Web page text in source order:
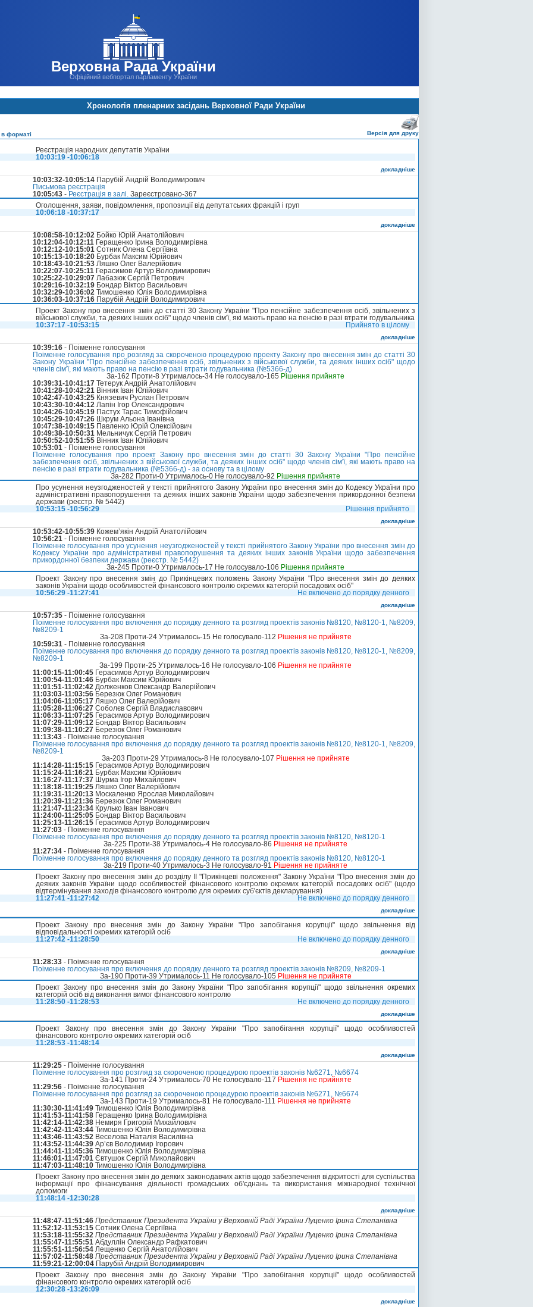
Верховна Рада України
Офіційний вебпортал парламенту України
Хронологія пленарних засідань Верховної Ради України
в форматі Версія для друку
Реєстрація народних депутатів України
10:03:19 -10:06:18
докладніше
10:03:32-10:05:14 Парубій Андрій Володимирович
Письмова реєстрація
10:05:43 - Реєстрація в залі. Зареєстровано-367
Оголошення, заяви, повідомлення, пропозиції від депутатських фракцій і груп
10:06:18 -10:37:17
докладніше
10:08:58-10:12:02 Бойко Юрій Анатолійович
10:12:04-10:12:11 Геращенко Ірина Володимирівна
10:12:12-10:15:01 Сотник Олена Сергіївна
10:15:13-10:18:20 Бурбак Максим Юрійович
10:18:43-10:21:53 Ляшко Олег Валерійович
10:22:07-10:25:11 Герасимов Артур Володимирович
10:25:22-10:29:07 Лабазюк Сергій Петрович
10:29:16-10:32:19 Бондар Віктор Васильович
10:32:29-10:36:02 Тимошенко Юлія Володимирівна
10:36:03-10:37:16 Парубій Андрій Володимирович
Проект Закону про внесення змін до статті 30 Закону України "Про пенсійне забезпечення осіб, звільнених з
військової служби, та деяких інших осіб" щодо членів сім'ї, які мають право на пенсію в разі втрати годувальника
10:37:17 -10:53:15
Прийнято в цілому
докладніше
10:39:16 - Поіменне голосування
Поіменне голосування про розгляд за скороченою процедурою проекту Закону про внесення змін до статті 30
Закону України "Про пенсійне забезпечення осіб, звільнених з військової служби, та деяких інших осіб" щодо
членів сім'ї, які мають право на пенсію в разі втрати годувальника (№5366-д)
За-162 Проти-8 Утрималось-34 Не голосувало-165 Рішення прийняте
10:39:31-10:41:17 Тетерук Андрій Анатолійович
10:41:28-10:42:21 Вінник Іван Юлійович
10:42:47-10:43:25 Князевич Руслан Петрович
10:43:30-10:44:12 Лапін Ігор Олександрович
10:44:26-10:45:19 Пастух Тарас Тимофійович
10:45:29-10:47:26 Шкрум Альона Іванівна
10:47:38-10:49:15 Павленко Юрій Олексійович
10:49:38-10:50:31 Мельничук Сергій Петрович
10:50:52-10:51:55 Вінник Іван Юлійович
10:53:01 - Поіменне голосування
Поіменне голосування про проект Закону про внесення змін до статті 30 Закону України "Про пенсійне
забезпечення осіб, звільнених з військової служби, та деяких інших осіб" щодо членів сім'ї, які мають право на
пенсію в разі втрати годувальника (№5366-д) - за основу та в цілому
За-282 Проти-0 Утрималось-0 Не голосувало-92 Рішення прийняте
Про усунення неузгодженостей у тексті прийнятого Закону України про внесення змін до Кодексу України про
адміністративні правопорушення та деяких інших законів України щодо забезпечення прикордонної безпеки
держави (реєстр. № 5442)
10:53:15 -10:56:29
Рішення прийнято
докладніше
10:53:42-10:55:39 Кожем’якін Андрій Анатолійович
10:56:21 - Поіменне голосування
Поіменне голосування про усунення неузгодженостей у тексті прийнятого Закону України про внесення змін до
Кодексу України про адміністративні правопорушення та деяких інших законів України щодо забезпечення
прикордонної безпеки держави (реєстр. № 5442)
За-245 Проти-0 Утрималось-17 Не голосувало-106 Рішення прийняте
Проект Закону про внесення змін до Прикінцевих положень Закону України "Про внесення змін до деяких
законів України щодо особливостей фінансового контролю окремих категорій посадових осіб"
10:56:29 -11:27:41
Не включено до порядку денного
докладніше
10:57:35 - Поіменне голосування
Поіменне голосування про включення до порядку денного та розгляд проектів законів №8120, №8120-1, №8209,
№8209-1
За-208 Проти-24 Утрималось-15 Не голосувало-112 Рішення не прийняте
10:59:31 - Поіменне голосування
Поіменне голосування про включення до порядку денного та розгляд проектів законів №8120, №8120-1, №8209,
№8209-1
За-199 Проти-25 Утрималось-16 Не голосувало-106 Рішення не прийняте
11:00:15-11:00:45 Герасимов Артур Володимирович
11:00:54-11:01:46 Бурбак Максим Юрійович
11:01:51-11:02:42 Долженков Олександр Валерійович
11:03:03-11:03:56 Березюк Олег Романович
11:04:06-11:05:17 Ляшко Олег Валерійович
11:05:28-11:06:27 Соболєв Сергій Владиславович
11:06:33-11:07:25 Герасимов Артур Володимирович
11:07:29-11:09:12 Бондар Віктор Васильович
11:09:38-11:10:27 Березюк Олег Романович
11:13:43 - Поіменне голосування
Поіменне голосування про включення до порядку денного та розгляд проектів законів №8120, №8120-1, №8209,
№8209-1
За-203 Проти-29 Утрималось-8 Не голосувало-107 Рішення не прийняте
11:14:28-11:15:15 Герасимов Артур Володимирович
11:15:24-11:16:21 Бурбак Максим Юрійович
11:16:27-11:17:37 Шурма Ігор Михайлович
11:18:18-11:19:25 Ляшко Олег Валерійович
11:19:31-11:20:13 Москаленко Ярослав Миколайович
11:20:39-11:21:36 Березюк Олег Романович
11:21:47-11:23:34 Крулько Іван Іванович
11:24:00-11:25:05 Бондар Віктор Васильович
11:25:13-11:26:15 Герасимов Артур Володимирович
11:27:03 - Поіменне голосування
Поіменне голосування про включення до порядку денного та розгляд проектів законів №8120, №8120-1
За-225 Проти-38 Утрималось-4 Не голосувало-86 Рішення не прийняте
11:27:34 - Поіменне голосування
Поіменне голосування про включення до порядку денного та розгляд проектів законів №8120, №8120-1
За-219 Проти-40 Утрималось-3 Не голосувало-91 Рішення не прийняте
Проект Закону про внесення змін до розділу II "Прикінцеві положення" Закону України "Про внесення змін до
деяких законів України щодо особливостей фінансового контролю окремих категорій посадових осіб" (щодо
відтермінування заходів фінансового контролю для окремих суб'єктів декларування)
11:27:41 -11:27:42
Не включено до порядку денного
докладніше
Проект Закону про внесення змін до Закону України "Про запобігання корупції" щодо звільнення від
відповідальності окремих категорій осіб
11:27:42 -11:28:50
Не включено до порядку денного
докладніше
11:28:33 - Поіменне голосування
Поіменне голосування про включення до порядку денного та розгляд проектів законів №8209, №8209-1
За-190 Проти-39 Утрималось-11 Не голосувало-105 Рішення не прийняте
Проект Закону про внесення змін до Закону України "Про запобігання корупції" щодо звільнення окремих
категорій осіб від виконання вимог фінансового контролю
11:28:50 -11:28:53
Не включено до порядку денного
докладніше
Проект Закону про внесення змін до Закону України "Про запобігання корупції" щодо особливостей
фінансового контролю окремих категорій осіб
11:28:53 -11:48:14
докладніше
11:29:25 - Поіменне голосування
Поіменне голосування про розгляд за скороченою процедурою проектів законів №6271, №6674
За-141 Проти-24 Утрималось-70 Не голосувало-117 Рішення не прийняте
11:29:56 - Поіменне голосування
Поіменне голосування про розгляд за скороченою процедурою проектів законів №6271, №6674
За-143 Проти-19 Утрималось-81 Не голосувало-111 Рішення не прийняте
11:30:30-11:41:49 Тимошенко Юлія Володимирівна
11:41:53-11:41:58 Геращенко Ірина Володимирівна
11:42:14-11:42:38 Немиря Григорій Михайлович
11:42:42-11:43:44 Тимошенко Юлія Володимирівна
11:43:46-11:43:52 Веселова Наталія Василівна
11:43:52-11:44:39 Ар’єв Володимир Ігорович
11:44:41-11:45:36 Тимошенко Юлія Володимирівна
11:46:01-11:47:01 Євтушок Сергій Миколайович
11:47:03-11:48:10 Тимошенко Юлія Володимирівна
Проект Закону про внесення змін до деяких законодавчих актів щодо забезпечення відкритості для суспільства
інформації про фінансування діяльності громадських об'єднань та використання міжнародної технічної
допомоги
11:48:14 -12:30:28
докладніше
11:48:47-11:51:46 Представник Президента України у Верховній Раді України Луценко Ірина Степанівна
11:52:12-11:53:15 Сотник Олена Сергіївна
11:53:18-11:55:32 Представник Президента України у Верховній Раді України Луценко Ірина Степанівна
11:55:47-11:55:51 Абдуллін Олександр Рафкатович
11:55:51-11:56:54 Лещенко Сергій Анатолійович
11:57:02-11:58:48 Представник Президента України у Верховній Раді України Луценко Ірина Степанівна
11:59:21-12:00:04 Парубій Андрій Володимирович
Проект Закону про внесення змін до Закону України "Про запобігання корупції" щодо особливостей
фінансового контролю окремих категорій осіб
12:30:28 -13:26:09
докладніше